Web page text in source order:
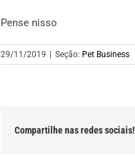
Pense nisso
29/11/2019 Seção: Pet Business
Compartilhe nas redes sociais!